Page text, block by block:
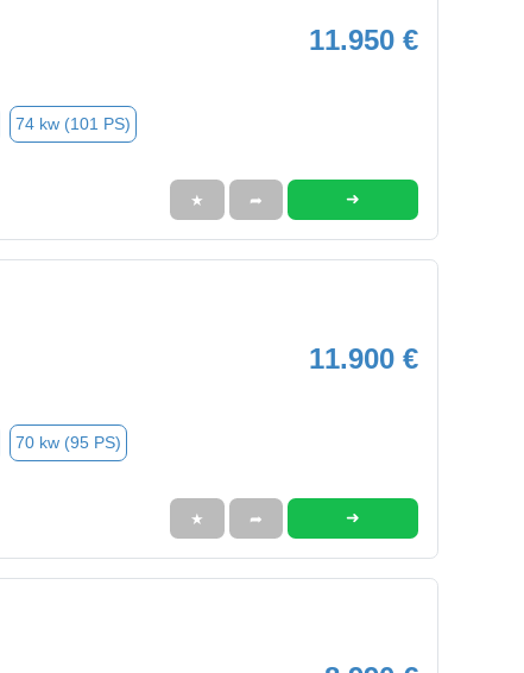
11.950 €
74 kw (101 PS)
★ ➦ ➜
11.900 €
70 kw (95 PS)
★ ➦ ➜